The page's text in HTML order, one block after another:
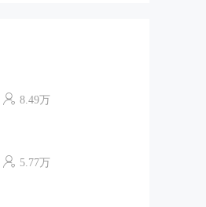
8.49万
5.77万